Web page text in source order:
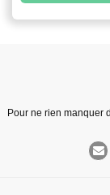
Pour ne rien manquer